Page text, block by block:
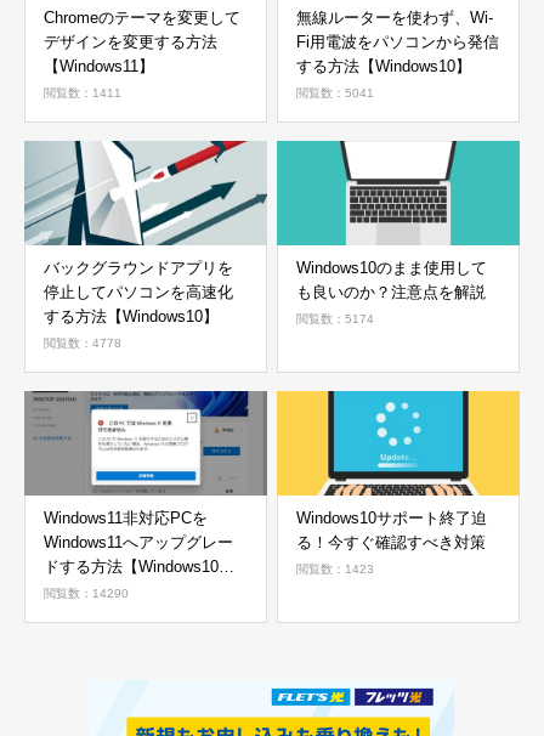
Chromeのテーマを変更して
デザインを変更する方法
【Windows11】
閲覧数：1411
無線ルーターを使わず、Wi-
Fi用電波をパソコンから発信
する方法【Windows10】
閲覧数：5041
バックグラウンドアプリを
停止してパソコンを高速化
する方法【Windows10】
閲覧数：4778
Windows10のまま使用して
も良いのか？注意点を解説
閲覧数：5174
Windows11非対応PCを
Windows11へアップグレー
ドする方法【Windows10か
ら11へ】
閲覧数：14290
Windows10サポート終了迫
る！今すぐ確認すべき対策
閲覧数：1423